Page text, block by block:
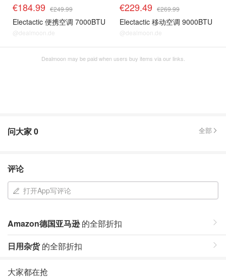
€184.99 €249.99
Electactic 便携空调 7000BTU
@dealmoon.de
€229.49 €269.99
Electactic 移动空调 9000BTU
@dealmoon.de
Dealmoon may be paid when users buy items via our links.
问大家0 全部
评论
打开App写评论
Amazon德国亚马逊的全部折扣
日用杂货的全部折扣
大家都在抢